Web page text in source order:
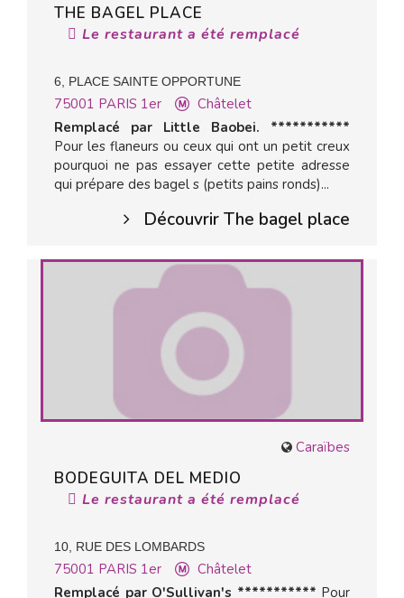
THE BAGEL PLACE
Le restaurant a été remplacé
6, PLACE SAINTE OPPORTUNE
75001 PARIS 1er
Châtelet
Remplacé par Little Baobei. ***********
Pour les flaneurs ou ceux qui ont un petit creux
pourquoi ne pas essayer cette petite adresse
qui prépare des bagel s (petits pains ronds)...
Découvrir The bagel place
Caraïbes
BODEGUITA DEL MEDIO
Le restaurant a été remplacé
10, RUE DES LOMBARDS
75001 PARIS 1er
Châtelet
Remplacé par O'Sullivan's *********** Pour